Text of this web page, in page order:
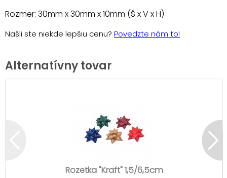
Rozmer: 30mm x 30mm x 10mm (Š x V x H)
Našli ste niekde lepšiu cenu? Povedzte nám to!
Alternatívny tovar
Rozetka "Kraft" 1,5/6,5cm